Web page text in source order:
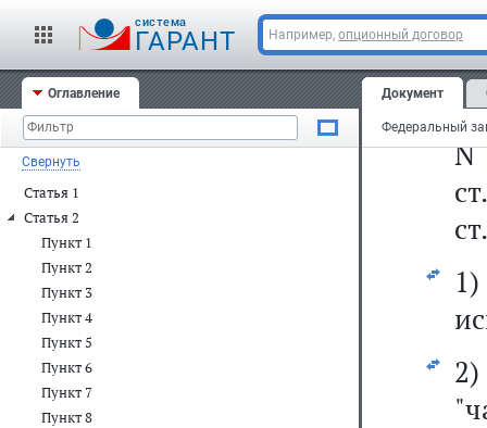
cистема
ГАРАНТ Например, опционный договор
Оглавление
Свернуть
Статья 1
Статья 2
Пункт 1
Пункт 2
Пункт 3
Пункт 4
Пункт 5
Пункт 6
Пункт 7
Пункт 8
Документ
N
N